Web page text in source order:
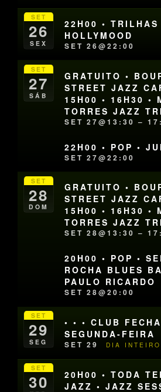
SET
26
SEX
22H00 • TRILHAS
HOLLYMOOD
SET 26@22:00
SET
27
SÁB
GRATUITO •
STREET JAZZ
15H00 • 16H30 •
TORRES JAZZ
SET 27@13:30 –
22H00 • POP •
SET 27@22:00
SET
28
DOM
GRATUITO •
STREET JAZZ
15H00 • 16H30 •
TORRES JAZZ
SET 28@13:30 –
20H00 • POP •
ROCHA BLUES
PAULO RICARDO
SET 28@20:00
SET
29
SEG
• • • CLUB
SEGUNDA-FEIRA
SET 29 DIA INTEIRO
SET
30
20H00 • TODA
JAZZ • JAZZ